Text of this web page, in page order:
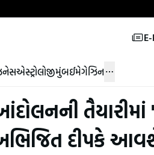
એસ્ટ્રોલોજીમુંબઈમેગેઝિન
તૈયારીમાં
દીપકે